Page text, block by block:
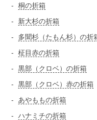
桐の折箱
新大杉の折箱
多聞杉（たもん杉）の折
柾目赤の折箱
黒部（クロベ）の折箱
黒部（クロベ）赤の折箱
あやももの折箱
ハナミチの折箱